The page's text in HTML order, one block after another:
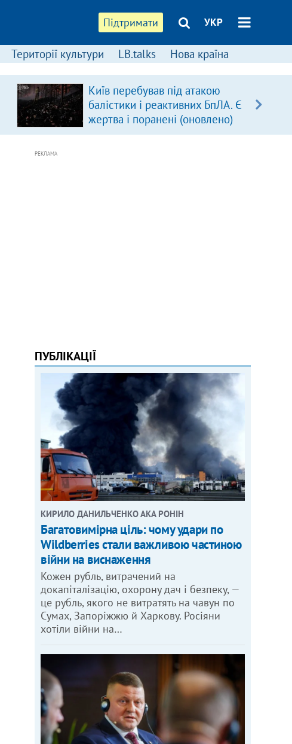
Підтримати УКР
Території культури LB.talks Нова країна
Київ перебував під атакою
балістики і реактивних БпЛА. Є
жертва і поранені (оновлено)
РЕКЛАМА
ПУБЛІКАЦІЇ
КИРИЛО ДАНИЛЬЧЕНКО АКА РОНІН
Багатовимірна ціль: чому удари по
Wildberries стали важливою частиною
війни на виснаження
Кожен рубль, витрачений на
докапіталізацію, охорону дач і безпеку, —
це рубль, якого не витратять на чавун по
Сумах, Запоріжжю й Харкову. Росіяни
хотіли війни на…